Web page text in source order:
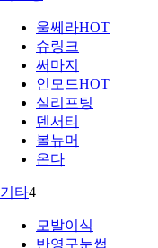
울쎄라HOT
슈링크
써마지
인모드HOT
실리프팅
덴서티
볼뉴머
온다
기타4
모발이식
반영구눈썹